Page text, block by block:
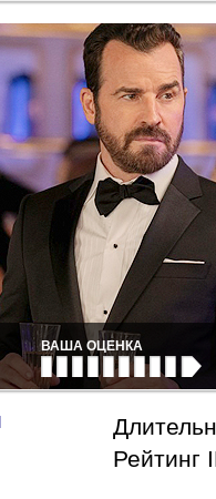
ВАША ОЦЕНКА
Рейтинг